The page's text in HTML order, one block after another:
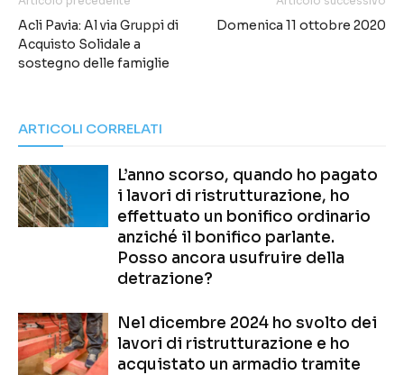
Acli Pavia: Al via Gruppi di
Acquisto Solidale a
sostegno delle famiglie
Domenica 11 ottobre 2020
ARTICOLI CORRELATI
L’anno scorso, quando ho pagato
i lavori di ristrutturazione, ho
effettuato un bonifico ordinario
anziché il bonifico parlante.
Posso ancora usufruire della
detrazione?
Nel dicembre 2024 ho svolto dei
lavori di ristrutturazione e ho
acquistato un armadio tramite